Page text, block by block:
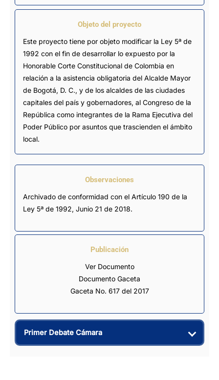
Objeto del proyecto
Este proyecto tiene por objeto modificar la Ley 5ª de
1992 con el fin de desarrollar lo expuesto por la
Honorable Corte Constitucional de Colombia en
relación a la asistencia obligatoria del Alcalde Mayor
de Bogotá, D. C., y de los alcaldes de las ciudades
capitales del país y gobernadores, al Congreso de la
República como integrantes de la Rama Ejecutiva del
Poder Público por asuntos que trascienden el ámbito
local.
Observaciones
Archivado de conformidad con el Artículo 190 de la
Ley 5ª de 1992, Junio 21 de 2018.
Publicación
Ver Documento
Documento Gaceta
Gaceta No. 617 del 2017
Primer Debate Cámara